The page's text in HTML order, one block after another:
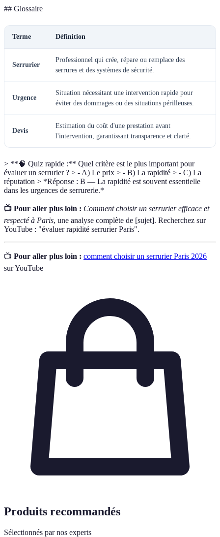
## Glossaire
Terme Définition
Serrurier
Professionnel qui crée, répare ou remplace des
serrures et des systèmes de sécurité.
Urgence
Situation nécessitant une intervention rapide pour
éviter des dommages ou des situations périlleuses.
Devis
Estimation du coût d'une prestation avant
l'intervention, garantissant transparence et clarté.
> **🧠 Quiz rapide :** Quel critère est le plus important pour
évaluer un serrurier ? > - A) Le prix > - B) La rapidité > - C) La
réputation > *Réponse : B — La rapidité est souvent essentielle
dans les urgences de serrurerie.*
📺 Pour aller plus loin : Comment choisir un serrurier efficace et
respecté à Paris, une analyse complète de [sujet]. Recherchez sur
YouTube : "évaluer rapidité serrurier Paris".
📺 Pour aller plus loin : comment choisir un serrurier Paris 2026
sur YouTube
Produits recommandés
Sélectionnés par nos experts